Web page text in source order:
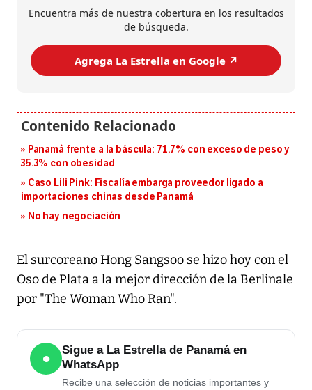
Encuentra más de nuestra cobertura en los resultados
de búsqueda.
Agrega La Estrella en Google ↗️
Panamá frente a la báscula: 71.7% con exceso de peso y
35.3% con obesidad
Caso Lili Pink: Fiscalía embarga proveedor ligado a
importaciones chinas desde Panamá
No hay negociación
El surcoreano Hong Sangsoo se hizo hoy con el
Oso de Plata a la mejor dirección de la Berlinale
por "The Woman Who Ran".
●
Sigue a La Estrella de Panamá en
WhatsApp
Recibe una selección de noticias importantes y